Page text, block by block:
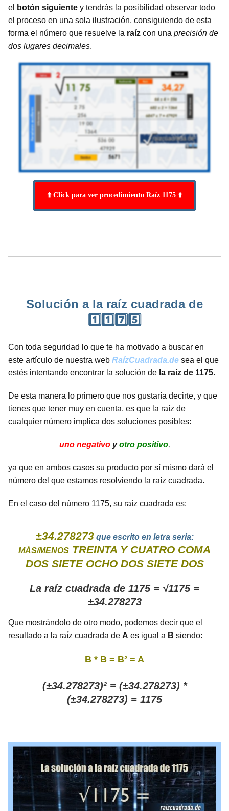
el
botón siguiente y tendrás la posibilidad observar todo
el proceso en una sola ilustración, consiguiendo de esta
forma el número que resuelve la raíz con una precisión de
dos lugares decimales.
⬆️ Click para ver procedimiento Raíz 1175 ⬆️
Solución a la raíz cuadrada de
1️⃣1️⃣7️⃣5️⃣
Con toda seguridad lo que te ha motivado a buscar en
este artículo de nuestra web RaízCuadrada.de sea el que
estés intentando encontrar la solución de la raíz de 1175.
De esta manera lo primero que nos gustaría decirte, y que
tienes que tener muy en cuenta, es que la raíz de
cualquier número implica dos soluciones posibles:
uno negativoyotro positivo,
ya que en ambos casos su producto por sí mismo dará el
número del que estamos resolviendo la raíz cuadrada.
En el caso del número 1175, su raíz cuadrada es:
±34.278273que escrito en letra sería:
MÁS/MENOS TREINTA Y CUATRO COMA
DOS SIETE OCHO DOS SIETE DOS
La raíz cuadrada de 1175 = √1175 =
±34.278273
Que mostrándolo de otro modo, podemos decir que el
resultado a la raíz cuadrada de A es igual a B siendo:
B * B = B² = A
(±34.278273)² = (±34.278273) *
(±34.278273) = 1175